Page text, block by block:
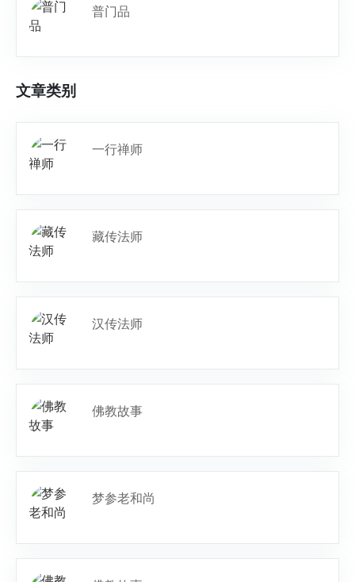
普门品
文章类别
一行禅师
藏传法师
汉传法师
佛教故事
梦参老和尚